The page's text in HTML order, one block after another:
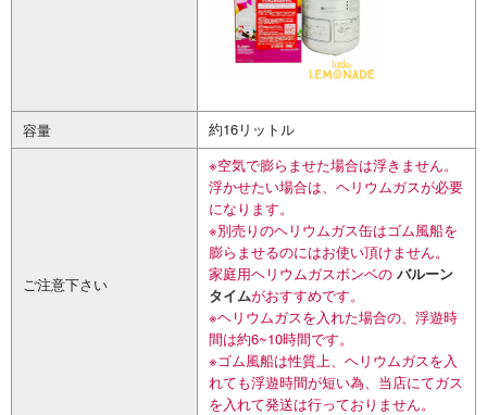
容量 約16リットル
ご注意下さい
※空気で膨らませた場合は浮きません。
浮かせたい場合は、ヘリウムガスが必要
になります。
※別売りのヘリウムガス缶はゴム風船を
膨らませるのにはお使い頂けません。
家庭用ヘリウムガスボンベの バルーン
タイムがおすすめです。
※ヘリウムガスを入れた場合の、浮遊時
間は約6~10時間です。
※ゴム風船は性質上、ヘリウムガスを入
れても浮遊時間が短い為、当店にてガス
を入れて発送は行っておりません。